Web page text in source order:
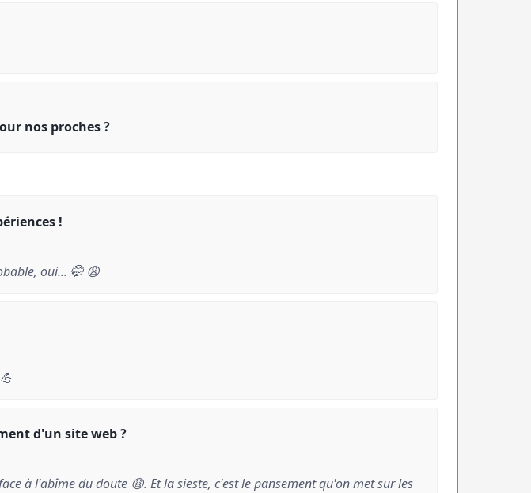
nos proches ?
!
oui... 🤭 😩
d'un site web ?
à l'abîme du doute 😩. Et la sieste, c'est le pansement qu'on met sur les